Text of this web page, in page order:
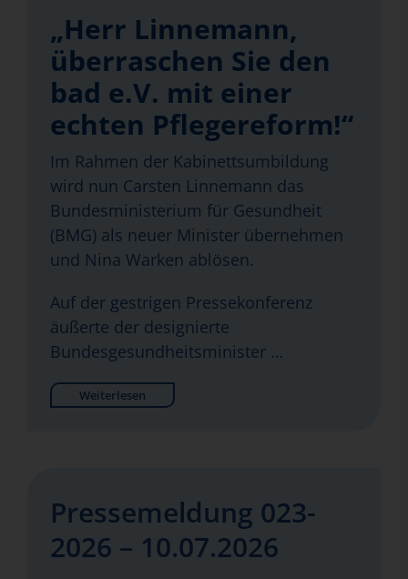
„Herr Linnemann,
überraschen Sie den
bad e.V. mit einer
echten Pflegereform!“
Im Rahmen der Kabinettsumbildung
wird nun Carsten Linnemann das
Bundesministerium für Gesundheit
(BMG) als neuer Minister übernehmen
und Nina Warken ablösen.
Auf der gestrigen Pressekonferenz
äußerte der designierte
Bundesgesundheitsminister …
Weiterlesen
Pressemeldung 023-
2026 – 10.07.2026